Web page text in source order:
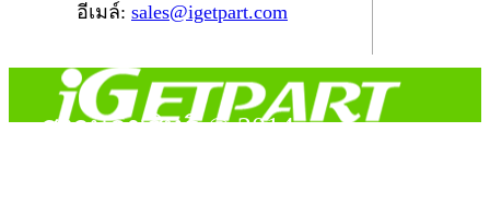
อีเมล์: sales@igetpart.com
สงวนลิขสิทธิ์ © 2014